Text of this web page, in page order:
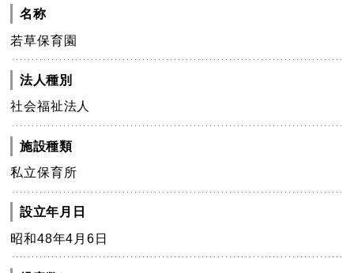
名称
若草保育園
法人種別
社会福祉法人
施設種類
私立保育所
設立年月日
昭和48年4月6日